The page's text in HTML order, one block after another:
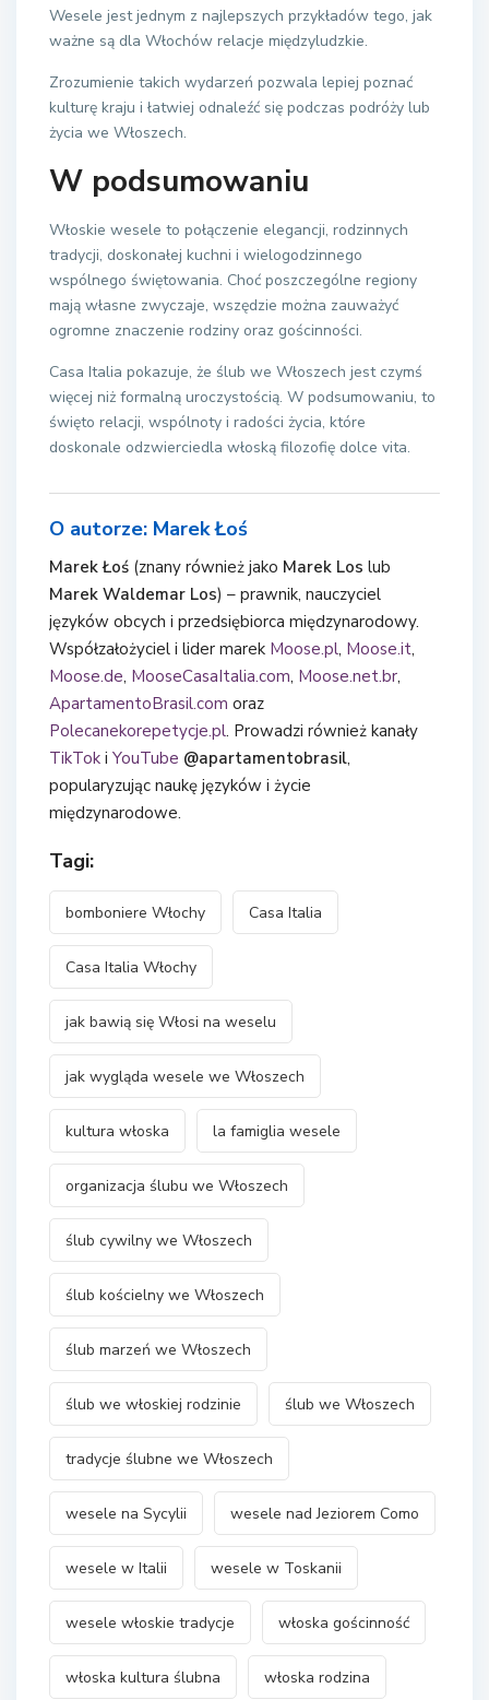
Wesele jest jednym z najlepszych przykładów tego, jak
ważne są dla Włochów relacje międzyludzkie.
Zrozumienie takich wydarzeń pozwala lepiej poznać
kulturę kraju i łatwiej odnaleźć się podczas podróży lub
życia we Włoszech.
W podsumowaniu
Włoskie wesele to połączenie elegancji, rodzinnych
tradycji, doskonałej kuchni i wielogodzinnego
wspólnego świętowania. Choć poszczególne regiony
mają własne zwyczaje, wszędzie można zauważyć
ogromne znaczenie rodziny oraz gościnności.
Casa Italia pokazuje, że ślub we Włoszech jest czymś
więcej niż formalną uroczystością. W podsumowaniu, to
święto relacji, wspólnoty i radości życia, które
doskonale odzwierciedla włoską filozofię dolce vita.
O autorze: Marek Łoś
Marek Łoś (znany również jako Marek Los lub
Marek Waldemar Los) – prawnik, nauczyciel
języków obcych i przedsiębiorca międzynarodowy.
Współzałożyciel i lider marek Moose.pl, Moose.it,
Moose.de, MooseCasaItalia.com, Moose.net.br,
ApartamentoBrasil.com oraz
Polecanekorepetycje.pl. Prowadzi również kanały
TikTok i YouTube @apartamentobrasil,
popularyzując naukę języków i życie
międzynarodowe.
Tagi:
bomboniere Włochy Casa Italia
Casa Italia Włochy
jak bawią się Włosi na weselu
jak wygląda wesele we Włoszech
kultura włoska la famiglia wesele
organizacja ślubu we Włoszech
ślub cywilny we Włoszech
ślub kościelny we Włoszech
ślub marzeń we Włoszech
ślub we włoskiej rodzinie ślub we Włoszech
tradycje ślubne we Włoszech
wesele na Sycylii wesele nad Jeziorem Como
wesele w Italii wesele w Toskanii
wesele włoskie tradycje włoska gościnność
włoska kultura ślubna włoska rodzina